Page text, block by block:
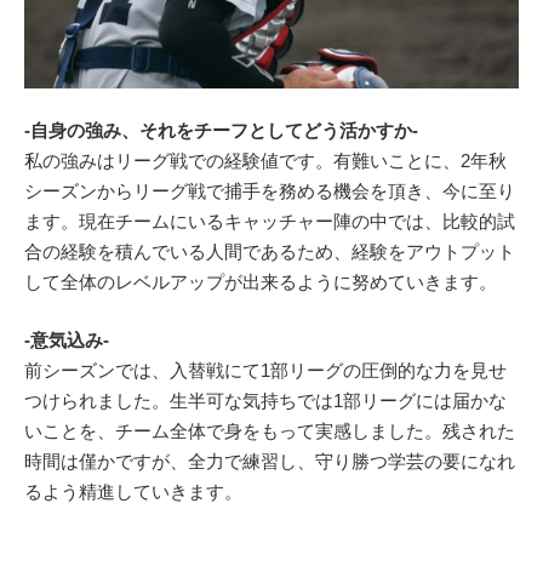
-自身の強み、それをチーフとしてどう活かすか-
私の強みはリーグ戦での経験値です。有難いことに、2年秋
シーズンからリーグ戦で捕手を務める機会を頂き、今に至り
ます。現在チームにいるキャッチャー陣の中では、比較的試
合の経験を積んでいる人間であるため、経験をアウトプット
して全体のレベルアップが出来るように努めていきます。
-意気込み-
前シーズンでは、入替戦にて1部リーグの圧倒的な力を見せ
つけられました。生半可な気持ちでは1部リーグには届かな
いことを、チーム全体で身をもって実感しました。残された
時間は僅かですが、全力で練習し、守り勝つ学芸の要になれ
るよう精進していきます。